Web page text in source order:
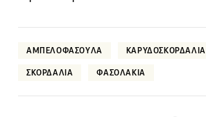
ΑΜΠΕΛΟΦΑΣΟΥΛΑ ΚΑΡΥΔΟΣΚΟΡΔΑΛΙΑ
ΣΚΟΡΔΑΛΙΑ ΦΑΣΟΛΑΚΙΑ